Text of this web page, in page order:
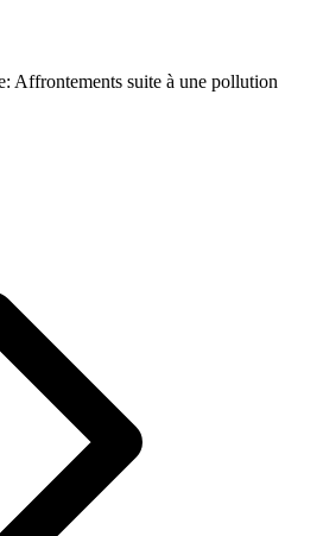
Affrontements suite à une pollution